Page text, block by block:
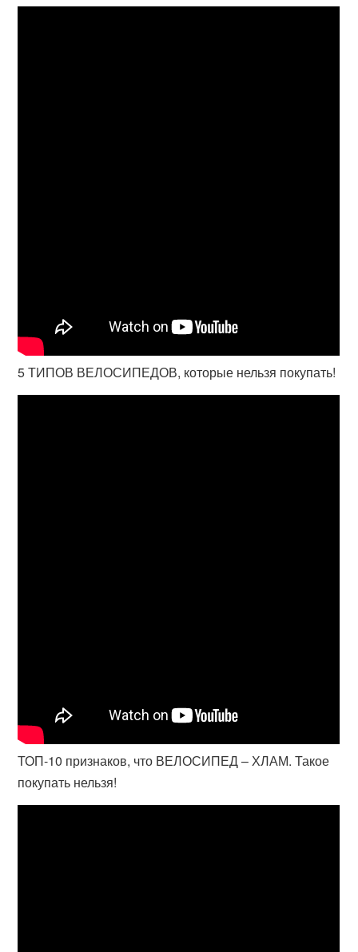
5 ТИПОВ ВЕЛОСИПЕДОВ, которые нельзя покупать!
ТОП-10 признаков, что ВЕЛОСИПЕД – ХЛАМ. Такое
покупать нельзя!